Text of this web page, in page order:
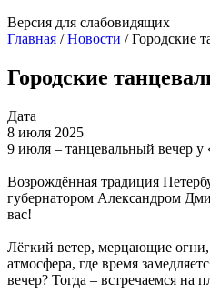
Версия для слабовидящих
Главная /Новости /Городские
Городские
Дата
8 июля 2025
9 июля – танцевальный вечер у
Возрождённая традиция
губернатором Александром
вас!
Лёгкий ветер, мерцающие
атмосфера, где время
вечер? Тогда – встречаемся на